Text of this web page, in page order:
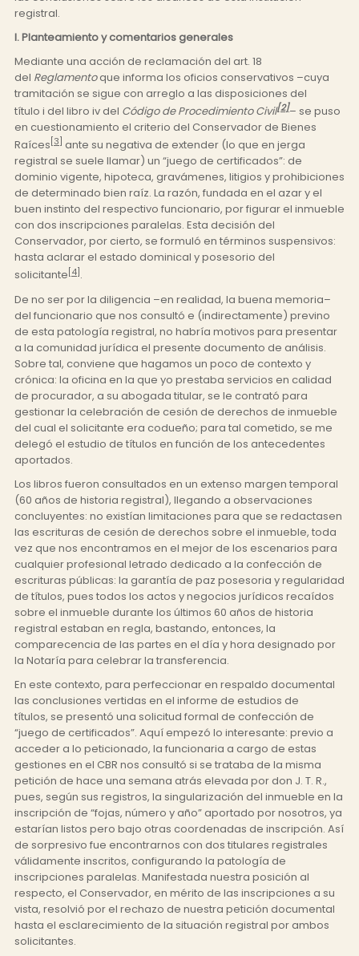
registral.
I. Planteamiento y comentarios generales
Mediante una acción de reclamación del art. 18
del Reglamentoque informa los oficios conservativos –cuya
tramitación se sigue con arreglo a las disposiciones del
título i del libro iv del Código de Procedimiento Civil[2]– se puso
en cuestionamiento el criterio del Conservador de Bienes
Raíces [3] ante su negativa de extender (lo que en jerga
registral se suele llamar) un “juego de certificados”: de
dominio vigente, hipoteca, gravámenes, litigios y prohibiciones
de determinado bien raíz. La razón, fundada en el azar y el
buen instinto del respectivo funcionario, por figurar el inmueble
con dos inscripciones paralelas. Esta decisión del
Conservador, por cierto, se formuló en términos suspensivos:
hasta aclarar el estado dominical y posesorio del
solicitante [4] .
De no ser por la diligencia –en realidad, la buena memoria–
del funcionario que nos consultó e (indirectamente) previno
de esta patología registral, no habría motivos para presentar
a la comunidad jurídica el presente documento de análisis.
Sobre tal, conviene que hagamos un poco de contexto y
crónica: la oficina en la que yo prestaba servicios en calidad
de procurador, a su abogada titular, se le contrató para
gestionar la celebración de cesión de derechos de inmueble
del cual el solicitante era codueño; para tal cometido, se me
delegó el estudio de títulos en función de los antecedentes
aportados.
Los libros fueron consultados en un extenso margen temporal
(60 años de historia registral), llegando a observaciones
concluyentes: no existían limitaciones para que se redactasen
las escrituras de cesión de derechos sobre el inmueble, toda
vez que nos encontramos en el mejor de los escenarios para
cualquier profesional letrado dedicado a la confección de
escrituras públicas: la garantía de paz posesoria y regularidad
de títulos, pues todos los actos y negocios jurídicos recaídos
sobre el inmueble durante los últimos 60 años de historia
registral estaban en regla, bastando, entonces, la
comparecencia de las partes en el día y hora designado por
la Notaría para celebrar la transferencia.
En este contexto, para perfeccionar en respaldo documental
las conclusiones vertidas en el informe de estudios de
títulos, se presentó una solicitud formal de confección de
“juego de certificados”. Aquí empezó lo interesante: previo a
acceder a lo peticionado, la funcionaria a cargo de estas
gestiones en el CBR nos consultó si se trataba de la misma
petición de hace una semana atrás elevada por don J. T. R.,
pues, según sus registros, la singularización del inmueble en la
inscripción de “fojas, número y año” aportado por nosotros, ya
estarían listos pero bajo otras coordenadas de inscripción. Así
de sorpresivo fue encontrarnos con dos titulares registrales
válidamente inscritos, configurando la patología de
inscripciones paralelas. Manifestada nuestra posición al
respecto, el Conservador, en mérito de las inscripciones a su
vista, resolvió por el rechazo de nuestra petición documental
hasta el esclarecimiento de la situación registral por ambos
solicitantes.